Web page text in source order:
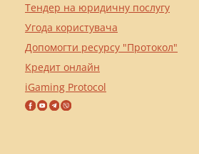
Тендер на юридичну послугу
Угода користувача
Допомогти ресурсу "Протокол"
Кредит онлайн
iGaming Protocol